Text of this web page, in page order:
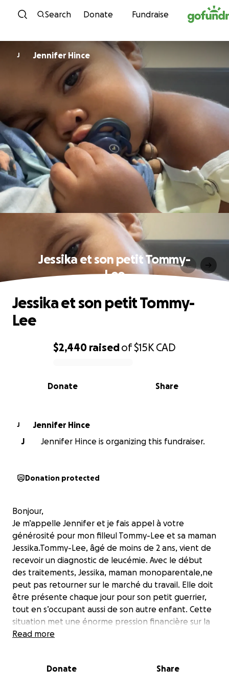
Skip to content
Search Donate Fundraise
J Jennifer Hince
Jessika et son petit Tommy-
Lee
0% complete
$2,440 raisedof$15K CAD
Share
Donate
Jessika et son petit Tommy-
Lee
J
Jennifer Hince
J
Jennifer Hince is organizing this fundraiser.
Donation protected
Bonjour,
Je m’appelle Jennifer et je fais appel à votre
générosité pour mon filleul Tommy-Lee et sa maman
Jessika.Tommy-Lee, âgé de moins de 2 ans, vient de
recevoir un diagnostic de leucémie. Avec le début
des traitements, Jessika, maman monoparentale,ne
peut pas retourner sur le marché du travail. Elle doit
être présente chaque jour pour son petit guerrier,
tout en s’occupant aussi de son autre enfant. Cette
situation met une énorme pression financière sur la
famille.
stabilité à ses enfants durant cette période si
Read more
Donate Share